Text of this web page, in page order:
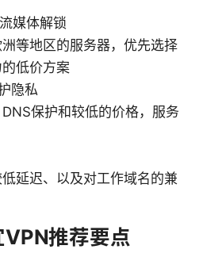
媒体解锁
等地区的服务器，优先选择
低价方案
隐私
保护和较低的价格，服务
延迟、以及对工作域名的兼
推荐要点